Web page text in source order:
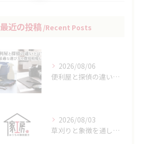
最近の投稿 Recent Posts
2026/08/06
便利屋と探偵の違いとは？最短に最適な選び方や費用相場もわかる
2026/08/03
草刈りと象徴を通して広島県竹原市の地域性や生活文化を知る方法